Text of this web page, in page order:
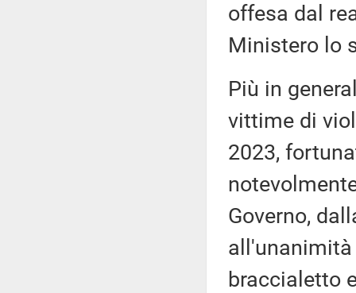
offesa dal
Ministero lo
Più in
vittime di
2023,
Governo,
braccialetto